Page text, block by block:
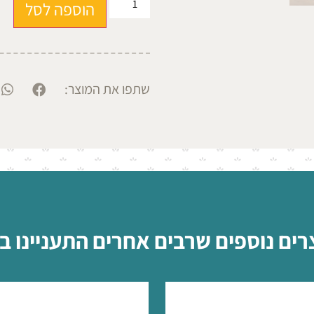
הוספה לסל
שתפו את המוצר:
נוספים שרבים אחרים התעניינו